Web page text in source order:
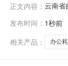
正文内容： 云南省
名称
发布时间： 1秒前
相关产品：
办公